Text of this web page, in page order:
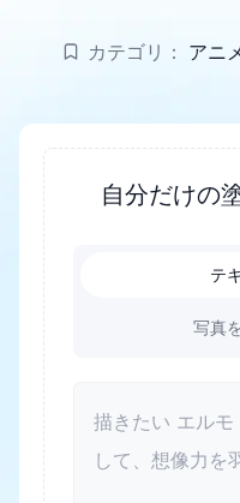
カテゴリ： アニ
自分だけの
テ
写真